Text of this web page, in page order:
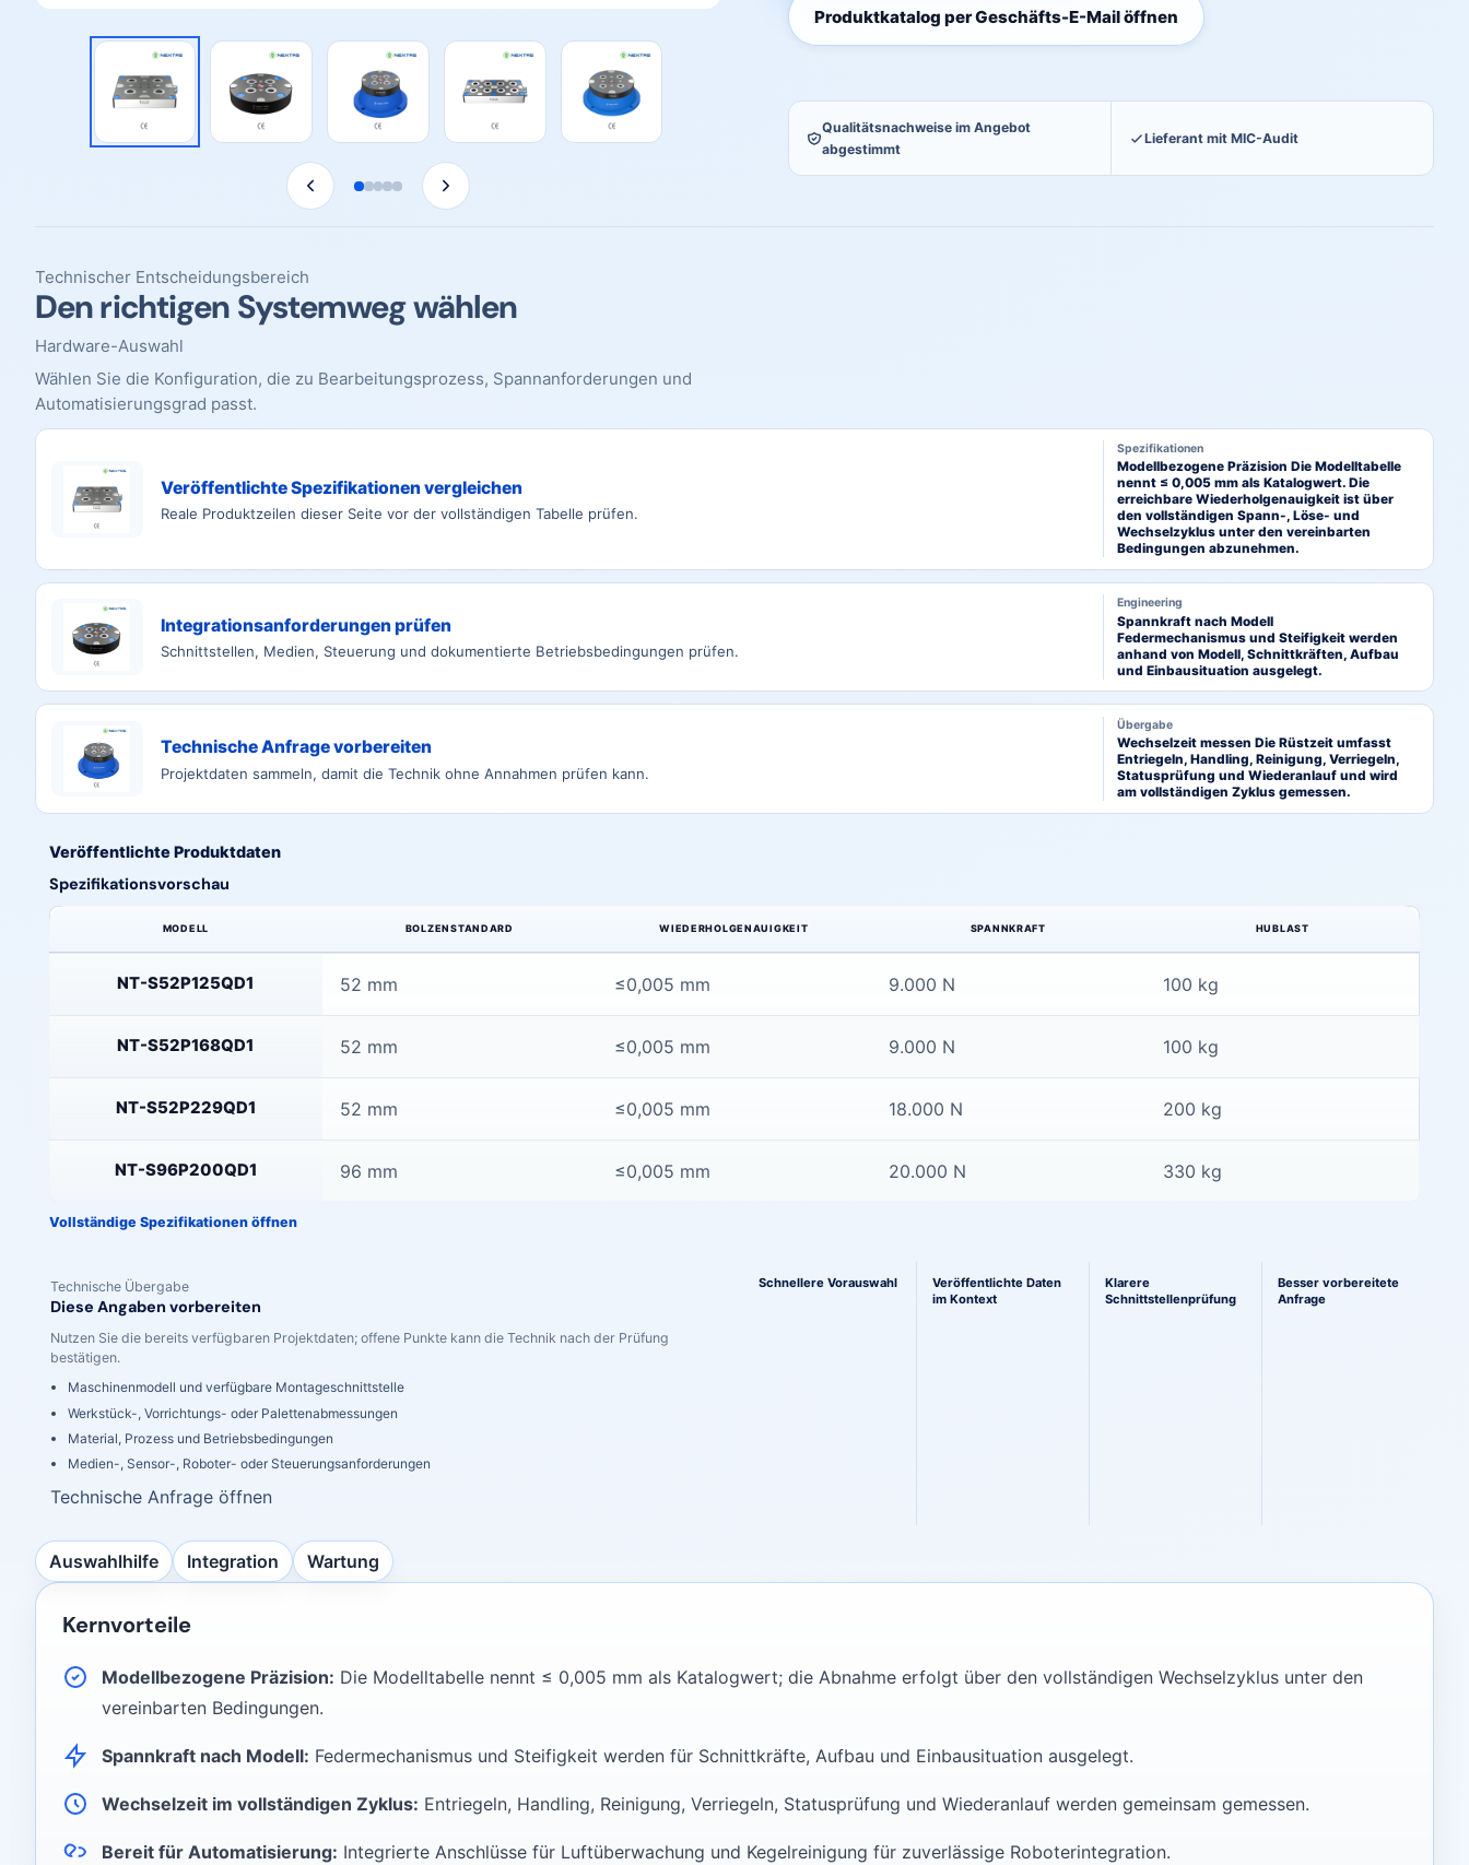
Produktkatalog per Geschäfts-E-Mail öffnen
Qualitätsnachweise im Angebot
abgestimmt
Lieferant mit MIC-Audit
Technischer Entscheidungsbereich
Den richtigen Systemweg wählen
Hardware-Auswahl
Wählen Sie die Konfiguration, die zu Bearbeitungsprozess, Spannanforderungen und
Automatisierungsgrad passt.
Veröffentlichte Spezifikationen vergleichen
Reale Produktzeilen dieser Seite vor der vollständigen Tabelle prüfen.
Spezifikationen
Modellbezogene Präzision Die Modelltabelle
nennt ≤ 0,005 mm als Katalogwert. Die
erreichbare Wiederholgenauigkeit ist über
den vollständigen Spann-, Löse- und
Wechselzyklus unter den vereinbarten
Bedingungen abzunehmen.
Integrationsanforderungen prüfen
Schnittstellen, Medien, Steuerung und dokumentierte Betriebsbedingungen prüfen.
Engineering
Spannkraft nach Modell
Federmechanismus und Steifigkeit werden
anhand von Modell, Schnittkräften, Aufbau
und Einbausituation ausgelegt.
Technische Anfrage vorbereiten
Projektdaten sammeln, damit die Technik ohne Annahmen prüfen kann.
Übergabe
Wechselzeit messen Die Rüstzeit umfasst
Entriegeln, Handling, Reinigung, Verriegeln,
Statusprüfung und Wiederanlauf und wird
am vollständigen Zyklus gemessen.
Veröffentlichte Produktdaten
Spezifikationsvorschau
MODELL BOLZENSTANDARD WIEDERHOLGENAUIGKEIT SPANNKRAFT HUBLAST
NT-S52P125QD1 52 mm ≤0,005 mm 9.000 N 100 kg
NT-S52P168QD1 52 mm ≤0,005 mm 9.000 N 100 kg
NT-S52P229QD1 52 mm ≤0,005 mm 18.000 N 200 kg
NT-S96P200QD1 96 mm ≤0,005 mm 20.000 N 330 kg
Vollständige Spezifikationen öffnen
Technische Übergabe
Diese Angaben vorbereiten
Nutzen Sie die bereits verfügbaren Projektdaten; offene Punkte kann die Technik nach der Prüfung
bestätigen.
Maschinenmodell und verfügbare Montageschnittstelle
Werkstück-, Vorrichtungs- oder Palettenabmessungen
Material, Prozess und Betriebsbedingungen
Medien-, Sensor-, Roboter- oder Steuerungsanforderungen
Technische Anfrage öffnen
Ein klarerer Weg vom Vergleich zur Technik
Schnellere Vorauswahl
Veröffentlichte Daten
im Kontext
Klarere
Schnittstellenprüfung
Besser vorbereitete
Anfrage
Auswahlhilfe Integration Wartung
Zu den Tabellen Auswahlhilfe / Integration / Wartung springen.
Kernvorteile
Modellbezogene Präzision: Die Modelltabelle nennt ≤ 0,005 mm als Katalogwert; die Abnahme erfolgt über den vollständigen Wechselzyklus unter den
vereinbarten Bedingungen.
Spannkraft nach Modell: Federmechanismus und Steifigkeit werden für Schnittkräfte, Aufbau und Einbausituation ausgelegt.
Wechselzeit im vollständigen Zyklus: Entriegeln, Handling, Reinigung, Verriegeln, Statusprüfung und Wiederanlauf werden gemeinsam gemessen.
Bereit für Automatisierung: Integrierte Anschlüsse für Luftüberwachung und Kegelreinigung für zuverlässige Roboterintegration.